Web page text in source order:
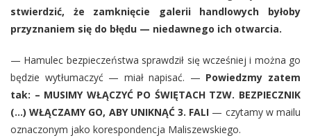
stwierdzić, że zamknięcie galerii handlowych byłoby
przyznaniem się do błędu — niedawnego ich otwarcia.
— Hamulec bezpieczeństwa sprawdził się wcześniej i można go
będzie wytłumaczyć — miał napisać. — Powiedzmy zatem
tak: – MUSIMY WŁĄCZYĆ PO ŚWIĘTACH TZW. BEZPIECZNIK
(…) WŁĄCZAMY GO, ABY UNIKNĄĆ 3. FALI — czytamy w mailu
oznaczonym jako korespondencja Maliszewskiego.